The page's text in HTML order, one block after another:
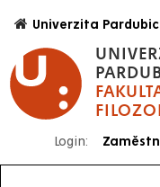
hlavnímu
obsahu
Univerzita
Login: